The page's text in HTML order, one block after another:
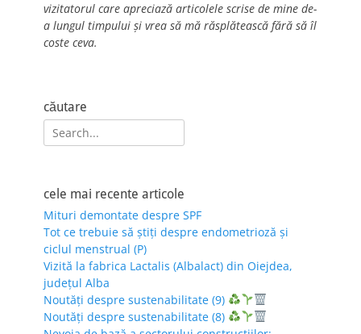
vizitatorul care apreciază articolele scrise de mine de-
a lungul timpului și vrea să mă răsplătească fără să îl
coste ceva.
căutare
Search
for:
cele mai recente articole
Mituri demontate despre SPF
Tot ce trebuie să știți despre endometrioză și
ciclul menstrual (P)
Vizită la fabrica Lactalis (Albalact) din Oiejdea,
județul Alba
Noutăți despre sustenabilitate (9)
Noutăți despre sustenabilitate (8)